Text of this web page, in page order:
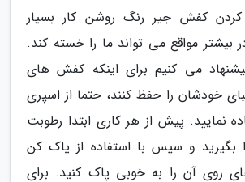
کردن کفش جیر رنگ روشن کار بسیار
مواقع می تواند ما را خسته کند.
می کنیم برای اینکه کفش های
خودشان را حفظ کنند، حتما از اسپری
نمایید. پیش از هر کاری ابتدا رطوبت
و سپس با استفاده از پاک کن
روی آن را به خوبی پاک کنید. برای